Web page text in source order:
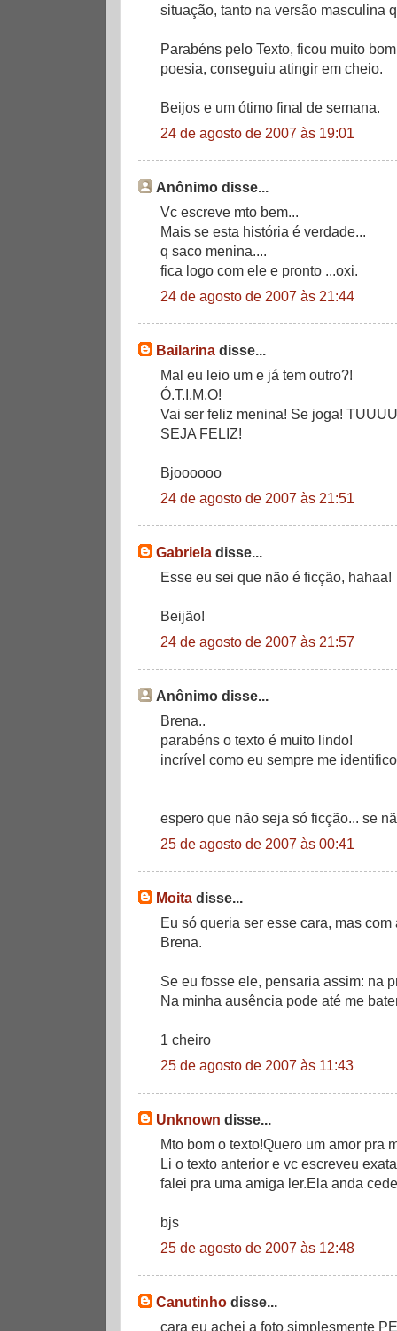
situação, tanto na versão masculina
Parabéns pelo Texto, ficou muito
poesia, conseguiu atingir em cheio.
Beijos e um ótimo final de semana.
24 de agosto de 2007 às 19:01
Anônimo disse...
Vc escreve mto bem...
Mais se esta história é verdade...
q saco menina....
fica logo com ele e pronto ...oxi.
24 de agosto de 2007 às 21:44
Bailarina disse...
Mal eu leio um e já tem outro?!
Ó.T.I.M.O!
Vai ser feliz menina! Se joga!
SEJA FELIZ!
Bjoooooo
24 de agosto de 2007 às 21:51
Gabriela disse...
Esse eu sei que não é ficção, hahaa!
Beijão!
24 de agosto de 2007 às 21:57
Anônimo disse...
Brena..
parabéns o texto é muito lindo!
incrível como eu sempre me
espero que não seja só ficção... se
25 de agosto de 2007 às 00:41
Moita disse...
Eu só queria ser esse cara, mas
Brena.
Se eu fosse ele, pensaria assim: na
Na minha ausência pode até me
1 cheiro
25 de agosto de 2007 às 11:43
Unknown disse...
Mto bom o texto!Quero um amor pra
Li o texto anterior e vc escreveu
falei pra uma amiga ler.Ela anda
bjs
25 de agosto de 2007 às 12:48
Canutinho disse...
cara eu achei a foto simplesmente